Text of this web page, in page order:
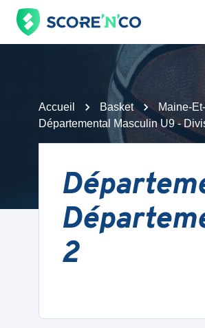
Accueil Basket Maine-
Départemental Masculin U9 -
2